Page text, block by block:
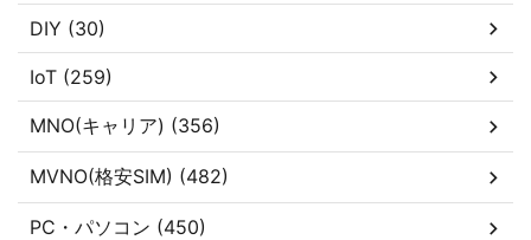
DIY (30)
IoT (259)
MNO(キャリア) (356)
MVNO(格安SIM) (482)
PC・パソコン (450)